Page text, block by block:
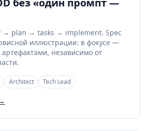
без «один промпт —
→ plan → tasks → implement. Spec
иллюстрации: в фокусе —
артефактами, независимо от
Architect Tech Lead